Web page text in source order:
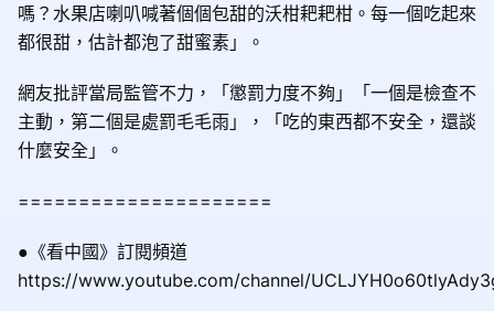
嗎？水果店喇叭喊著個個包甜的沃柑耙耙柑。每一個吃起來
都很甜，估計都泡了甜蜜素」。
網友批評當局監管不力，「懲罰力度不夠」「一個是檢查不
主動，第二個是處罰毛毛雨」，「吃的東西都不安全，還談
什麼安全」。
=====================
●《看中國》訂閱頻道
https://www.youtube.com/channel/